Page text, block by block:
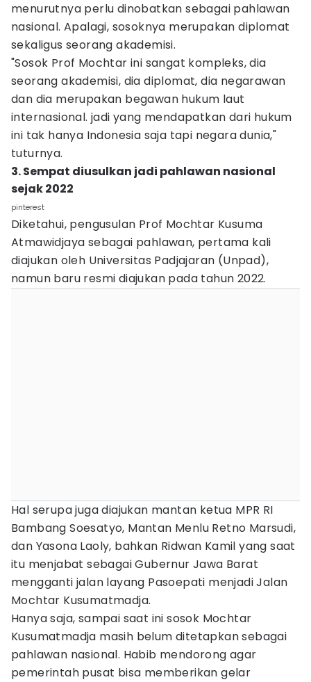
menurutnya perlu dinobatkan sebagai pahlawan
nasional. Apalagi, sosoknya merupakan diplomat
sekaligus seorang akademisi.
"Sosok Prof Mochtar ini sangat kompleks, dia
seorang akademisi, dia diplomat, dia negarawan
dan dia merupakan begawan hukum laut
internasional. jadi yang mendapatkan dari hukum
ini tak hanya Indonesia saja tapi negara dunia,"
tuturnya.
3. Sempat diusulkan jadi pahlawan nasional
sejak 2022
pinterest
Diketahui, pengusulan Prof Mochtar Kusuma
Atmawidjaya sebagai pahlawan, pertama kali
diajukan oleh Universitas Padjajaran (Unpad),
namun baru resmi diajukan pada tahun 2022.
Hal serupa juga diajukan mantan ketua MPR RI
Bambang Soesatyo, Mantan Menlu Retno Marsudi,
dan Yasona Laoly, bahkan Ridwan Kamil yang saat
itu menjabat sebagai Gubernur Jawa Barat
mengganti jalan layang Pasoepati menjadi Jalan
Mochtar Kusumatmadja.
Hanya saja, sampai saat ini sosok Mochtar
Kusumatmadja masih belum ditetapkan sebagai
pahlawan nasional. Habib mendorong agar
pemerintah pusat bisa memberikan gelar